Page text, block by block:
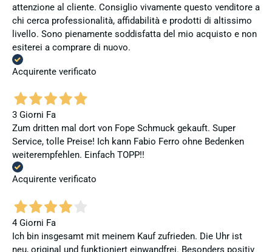
attenzione al cliente. Consiglio vivamente questo venditore a
chi cerca professionalità, affidabilità e prodotti di altissimo
livello. Sono pienamente soddisfatta del mio acquisto e non
esiterei a comprare di nuovo.
Acquirente verificato
3 Giorni Fa
Zum dritten mal dort von Fope Schmuck gekauft. Super
Service, tolle Preise! Ich kann Fabio Ferro ohne Bedenken
weiterempfehlen. Einfach TOPP!!
Acquirente verificato
4 Giorni Fa
Ich bin insgesamt mit meinem Kauf zufrieden. Die Uhr ist
neu, original und funktioniert einwandfrei. Besonders positiv